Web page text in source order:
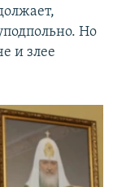
Но
и злее